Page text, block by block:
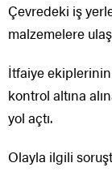
Çevredeki iş
malzemelere
İtfaiye
kontrol altına
yol açtı.
Olayla ilgili